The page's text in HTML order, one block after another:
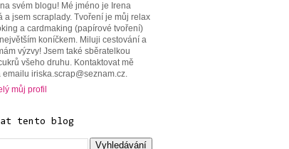
svém blogu! Mé jméno je Irena
a jsem scraplady. Tvoření je můj relax
a cardmaking (papírové tvoření)
koníčkem. Miluji cestování a
výzvy! Jsem také sběratelkou
všeho druhu. Kontaktovat mě
emailu iriska.scrap@seznam.cz.
můj profil
tento blog